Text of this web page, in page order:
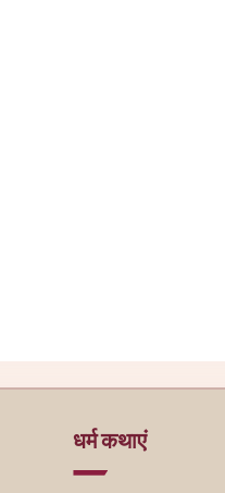
धर्म कथाएं